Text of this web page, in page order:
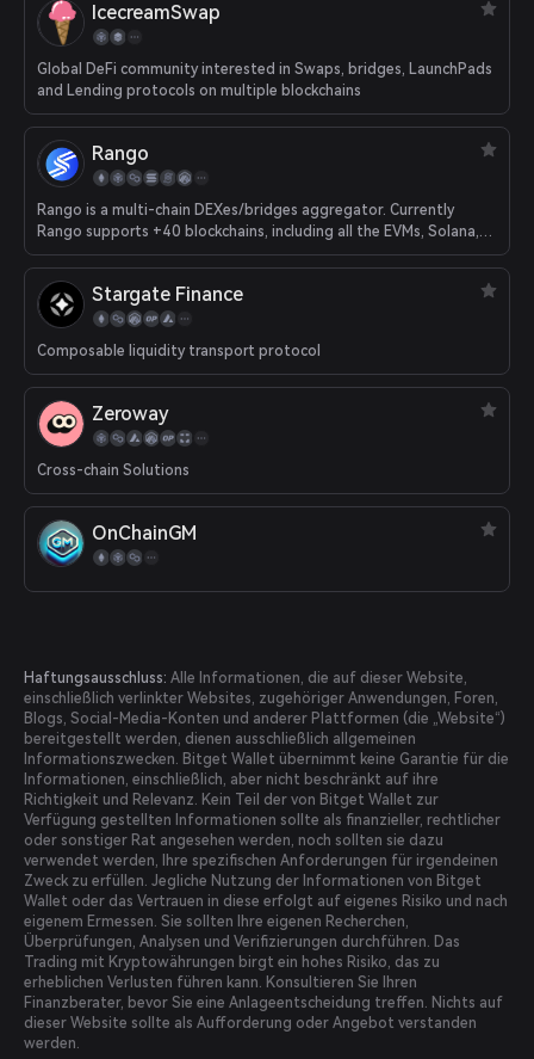
IcecreamSwap
Global DeFi community interested in Swaps, bridges, LaunchPads
and Lending protocols on multiple blockchains
Rango
Rango is a multi-chain DEXes/bridges aggregator. Currently
Rango supports +40 blockchains, including all the EVMs, Solana,
Juno, Cosmos, Osmosis, etc.
Stargate Finance
Composable liquidity transport protocol
Zeroway
Cross-chain Solutions
OnChainGM
Haftungsausschluss: Alle Informationen, die auf dieser Website,
einschließlich verlinkter Websites, zugehöriger Anwendungen, Foren,
Blogs, Social-Media-Konten und anderer Plattformen (die „Website“)
bereitgestellt werden, dienen ausschließlich allgemeinen
Informationszwecken. Bitget Wallet übernimmt keine Garantie für die
Informationen, einschließlich, aber nicht beschränkt auf ihre
Richtigkeit und Relevanz. Kein Teil der von Bitget Wallet zur
Verfügung gestellten Informationen sollte als finanzieller, rechtlicher
oder sonstiger Rat angesehen werden, noch sollten sie dazu
verwendet werden, Ihre spezifischen Anforderungen für irgendeinen
Zweck zu erfüllen. Jegliche Nutzung der Informationen von Bitget
Wallet oder das Vertrauen in diese erfolgt auf eigenes Risiko und nach
eigenem Ermessen. Sie sollten Ihre eigenen Recherchen,
Überprüfungen, Analysen und Verifizierungen durchführen. Das
Trading mit Kryptowährungen birgt ein hohes Risiko, das zu
erheblichen Verlusten führen kann. Konsultieren Sie Ihren
Finanzberater, bevor Sie eine Anlageentscheidung treffen. Nichts auf
dieser Website sollte als Aufforderung oder Angebot verstanden
werden.